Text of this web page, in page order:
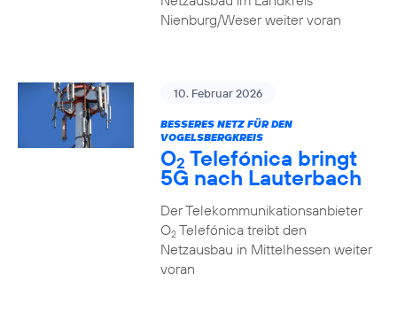
Nienburg/Weser weiter voran
10. Februar 2026
BESSERES NETZ FÜR DEN
VOGELSBERGKREIS
O2 Telefónica bringt
5G nach Lauterbach
Der Telekommunikationsanbieter
O2Telefónica treibt den
Netzausbau in Mittelhessen weiter
voran